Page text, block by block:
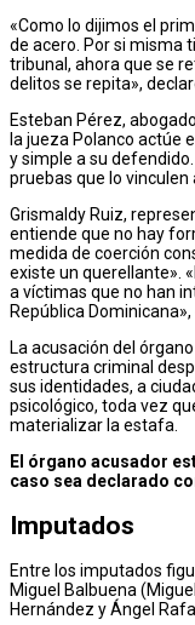
«Como lo dijimos el
de acero. Por si misma
tribunal, ahora que se
delitos se repita»,
Esteban Pérez,
la jueza Polanco actúe
y simple a su
pruebas que lo vinculen
Grismaldy Ruiz,
entiende que no hay
medida de coerción
existe un querellante».
a víctimas que no han
República Dominicana»,
La acusación del
estructura criminal
sus identidades, a
psicológico, toda vez
materializar la estafa.
El órgano acusador
caso sea declarado
Imputados
Entre los imputados
Miguel Balbuena
Hernández y Ángel